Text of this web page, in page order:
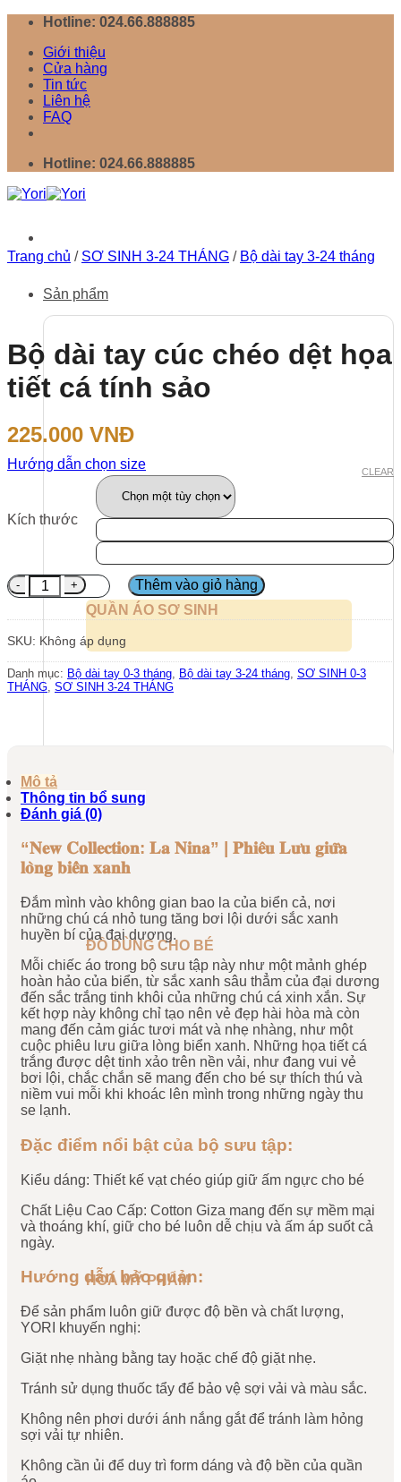
Chuyển
dung
Hotline: 024.66.888885
Giới thiệu
Cửa hàng
Tin tức
Liên hệ
FAQ
Hotline: 024.66.888885
Sản phẩm
QUẦN ÁO SƠ SINH
ĐỒ DÙNG CHO BÉ
HOÁ MỸ PHẨM
Trang chủ / SƠ SINH 3-24 THÁNG / Bộ dài tay 3-24 tháng
Bộ dài tay cúc chéo dệt họa
tiết cá tính sảo
225.000 VNĐ
Hướng dẫn chọn size
Kích thước
CLEAR
Bộ dài tay cúc chéo dệt họa tiết cá tính sảo số lượng
Thêm vào giỏ hàng
SKU: Không áp dụng
Danh mục: Bộ dài tay 0-3 tháng Bộ dài tay 3-24 tháng SƠ SINH 0-3
THÁNG SƠ SINH 3-24 THÁNG
Mô tả
Thông tin bổ sung
Đánh giá (0)
“𝐍𝐞𝐰 𝐂𝐨𝐥𝐥𝐞𝐜𝐭𝐢𝐨𝐧: 𝐋𝐚 𝐍𝐢𝐧𝐚” | 𝐏𝐡𝐢𝐞𝐮 𝐋𝐮𝐮 𝐠𝐢𝐮𝐚
𝐥𝐨𝐧𝐠 𝐛𝐢𝐞𝐧 𝐱𝐚𝐧𝐡
Đắm mình vào không gian bao la của biển cả, nơi
những chú cá nhỏ tung tăng bơi lội dưới sắc xanh
huyền bí của đại dương.
Mỗi chiếc áo trong bộ sưu tập này như một mảnh ghép
hoàn hảo của biển, từ sắc xanh sâu thẳm của đại dương
đến sắc trắng tinh khôi của những chú cá xinh xắn. Sự
kết hợp này không chỉ tạo nên vẻ đẹp hài hòa mà còn
mang đến cảm giác tươi mát và nhẹ nhàng, như một
cuộc phiêu lưu giữa lòng biển xanh. Những họa tiết cá
trắng được dệt tinh xảo trên nền vải, như đang vui vẻ
bơi lội, chắc chắn sẽ mang đến cho bé sự thích thú và
niềm vui mỗi khi khoác lên mình trong những ngày thu
se lạnh.
Đặc điểm nổi bật của bộ sưu tập:
Kiểu dáng: Thiết kế vạt chéo giúp giữ ấm ngực cho bé
Chất Liệu Cao Cấp: Cotton Giza mang đến sự mềm mại
và thoáng khí, giữ cho bé luôn dễ chịu và ấm áp suốt cả
ngày.
Hướng dẫn bảo quản:
Để sản phẩm luôn giữ được độ bền và chất lượng,
YORI khuyến nghị:
Giặt nhẹ nhàng bằng tay hoặc chế độ giặt nhẹ.
Tránh sử dụng thuốc tẩy để bảo vệ sợi vải và màu sắc.
Không nên phơi dưới ánh nắng gắt để tránh làm hỏng
sợi vải tự nhiên.
Không cần ủi để duy trì form dáng và độ bền của quần